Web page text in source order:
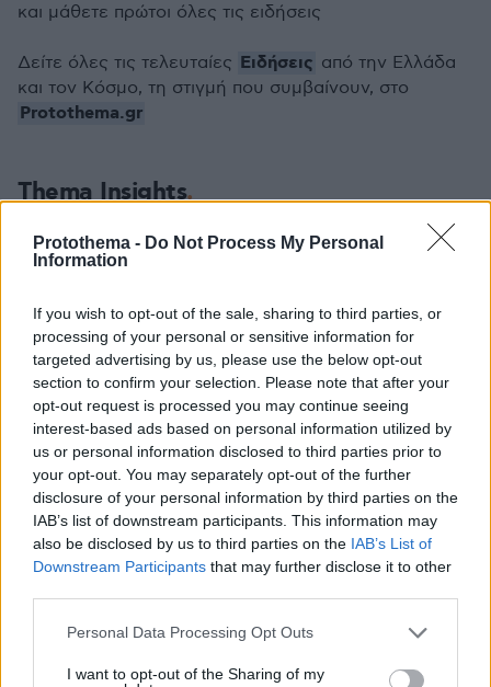
Protothema - Do Not Process My Personal
Information
If you wish to opt-out of the sale, sharing to third parties, or
processing of your personal or sensitive information for
targeted advertising by us, please use the below opt-out
section to confirm your selection. Please note that after your
opt-out request is processed you may continue seeing
interest-based ads based on personal information utilized by
us or personal information disclosed to third parties prior to
your opt-out. You may separately opt-out of the further
disclosure of your personal information by third parties on the
IAB’s list of downstream participants. This information may
also be disclosed by us to third parties on the IAB’s List of
Downstream Participants that may further disclose it to other
Please note that this website/app uses one or more Google
not limited to your visit or usage behaviour. You may click to
Personal Data Processing Opt Outs
I want to opt-out of the Sharing of my
Thema Insights
και μάθετε πρώτοι όλες τις ειδήσεις
Δείτε όλες τις τελευταίες Ειδήσεις από την Ελλάδα
και τον Κόσμο, τη στιγμή που συμβαίνουν, στο
Protothema.gr